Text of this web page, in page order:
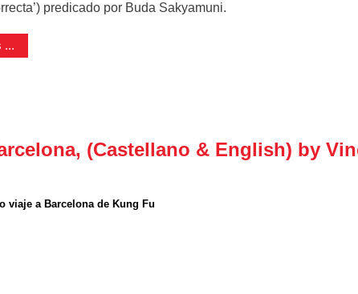
predicado por Buda Sakyamuni.
...
(Castellano & English) by
viaje a Barcelona de Kung Fu